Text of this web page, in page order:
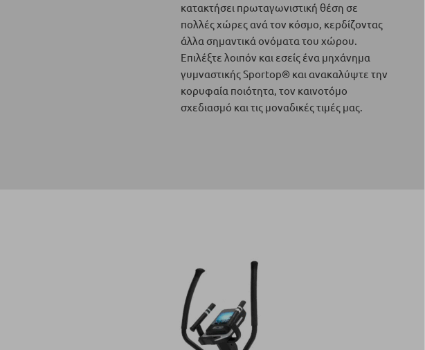
κατακτήσει πρωταγωνιστική θέση σε
πολλές χώρες ανά τον κόσμο, κερδίζοντας
άλλα σημαντικά ονόματα του χώρου.
Επιλέξτε λοιπόν και εσείς ένα μηχάνημα
γυμναστικής Sportop® και ανακαλύψτε την
κορυφαία ποιότητα, τον καινοτόμο
σχεδιασμό και τις μοναδικές τιμές μας.